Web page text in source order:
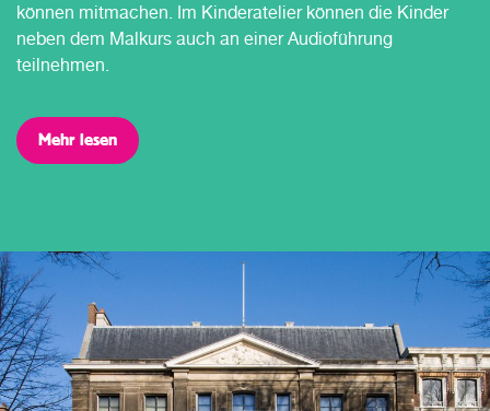
können mitmachen. Im Kinderatelier können die Kinder
neben dem Malkurs auch an einer Audioführung
teilnehmen.
Mehr lesen